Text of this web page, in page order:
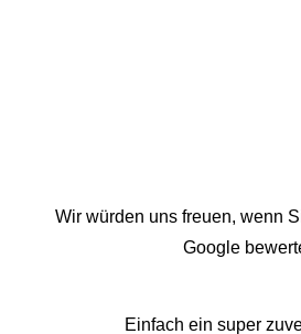
Wir würden uns freuen, wenn
Google
Einfach ein super